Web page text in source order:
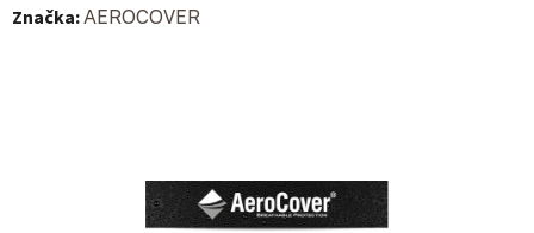
Značka:AEROCOVER